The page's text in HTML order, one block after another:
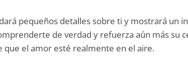
pequeños detalles sobre ti y mostrará un
de verdad y refuerza aún más su
el amor esté realmente en el aire.